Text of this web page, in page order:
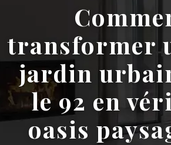
transformer
jardin
le 92 en
oasis